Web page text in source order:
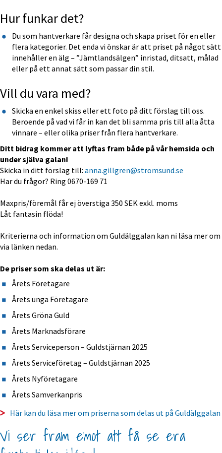
Hur funkar det?
Du som hantverkare får designa och skapa priset för en eller
flera kategorier. Det enda vi önskar är att priset på något sätt
innehåller en älg – ”Jämtlandsälgen” inristad, ditsatt, målad
eller på ett annat sätt som passar din stil.
Vill du vara med?
Skicka en enkel skiss eller ett foto på ditt förslag till oss.
Beroende på vad vi får in kan det bli samma pris till alla åtta
vinnare – eller olika priser från flera hantverkare.
Ditt bidrag kommer att lyftas fram både på vår hemsida och
under själva galan!
Skicka in ditt förslag till: anna.gillgren@stromsund.se
Har du frågor? Ring 0670-169 71
Maxpris/föremål får ej överstiga 350 SEK exkl. moms
Låt fantasin flöda!
Kriterierna och information om Guldälggalan kan ni läsa mer om
via länken nedan.
De priser som ska delas ut är:
Årets Företagare
Årets unga Företagare
Årets Gröna Guld
Årets Marknadsförare
Årets Serviceperson – Guldstjärnan 2025
Årets Serviceföretag – Guldstjärnan 2025
Årets Nyföretagare
Årets Samverkanpris
Här kan du läsa mer om priserna som delas ut på Guldälggalan
Vi ser fram emot att få se era